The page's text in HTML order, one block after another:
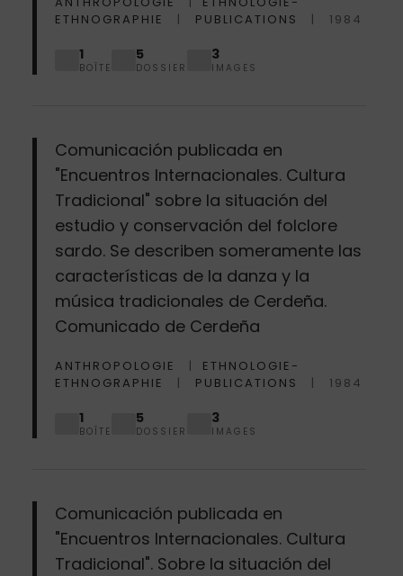
ETHNOGRAPHIE
PUBLICATIONS 1984
1
BOÎTE
5
DOSSIER
3
IMAGES
Comunicación publicada en
"Encuentros Internacionales. Cultura
Tradicional" sobre la situación del
estudio y conservación del folclore
sardo. Se describen someramente las
características de la danza y la
música tradicionales de Cerdeña.
Comunicado de Cerdeña
ANTHROPOLOGIE
ETHNOLOGIE-
ETHNOGRAPHIE
PUBLICATIONS 1984
1
BOÎTE
5
DOSSIER
3
IMAGES
Comunicación publicada en
"Encuentros Internacionales. Cultura
Tradicional". Sobre la situación del